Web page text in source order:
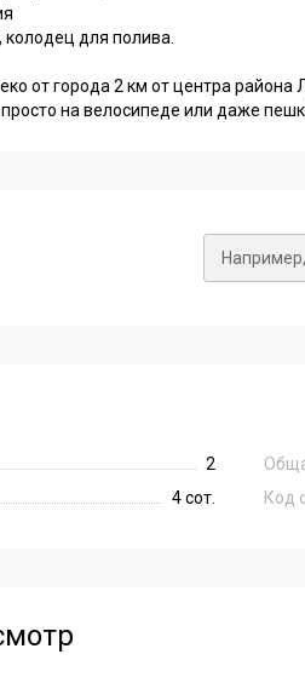
для полива.
от города 2 км от центра
на велосипеде или даже
2
4 сот. Код